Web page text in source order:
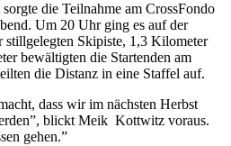
die Teilnahme am CrossFondo
Um 20 Uhr ging es auf der
stillgelegten Skipiste, 1,3 Kilometer
bewältigten die Startenden am
die Distanz in eine Staffel auf.
dass wir im nächsten Herbst
blickt Meik Kottwitz voraus.
gehen.”